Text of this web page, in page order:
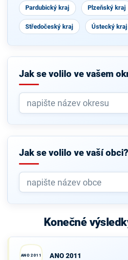
Pardubický kraj Plzeňský kraj
Středočeský kraj Ústecký kraj
Jak se volilo ve vašem
Jak se volilo ve vaší obci?
Konečné
ANO 2011 ANO 2011